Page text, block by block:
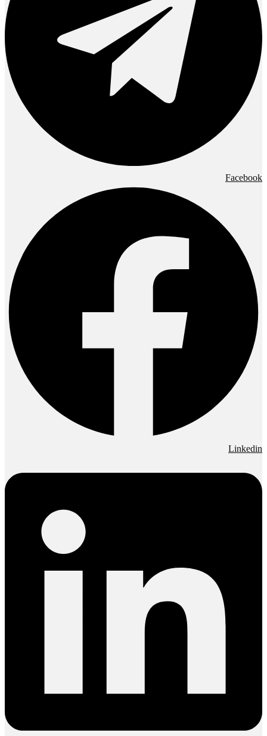
Facebook
Linkedin